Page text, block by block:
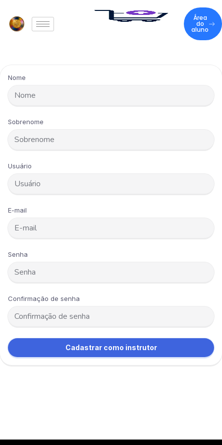
Área
do
aluno
Nome
Sobrenome
Usuário
E-mail
Senha
Confirmação de senha
Cadastrar como instrutor